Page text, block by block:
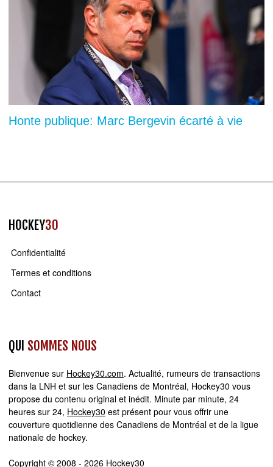
Honte publique: Marc Bergevin écarté à vie
HOCKEY30
Confidentialité
Termes et conditions
Contact
QUI SOMMES NOUS
Bienvenue sur Hockey30.com. Actualité, rumeurs de transactions
dans la LNH et sur les Canadiens de Montréal, Hockey30 vous
propose du contenu original et inédit. Minute par minute, 24
heures sur 24, Hockey30 est présent pour vous offrir une
couverture quotidienne des Canadiens de Montréal et de la ligue
nationale de hockey.
Copyright © 2008 - 2026 Hockey30